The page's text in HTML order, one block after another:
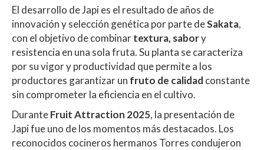
El desarrollo de Japi es el resultado de años de
innovación y selección genética por parte deSakata,
con el objetivo de combinartextura, sabory
resistencia en una sola fruta. Su planta se caracteriza
por su vigor y productividad que permite a los
productores garantizar un fruto de calidad constante
sin comprometer la eficiencia en el cultivo.
DuranteFruit Attraction 2025, la presentación de
Japi fue uno de los momentos más destacados. Los
reconocidos cocineros hermanos Torres condujeron